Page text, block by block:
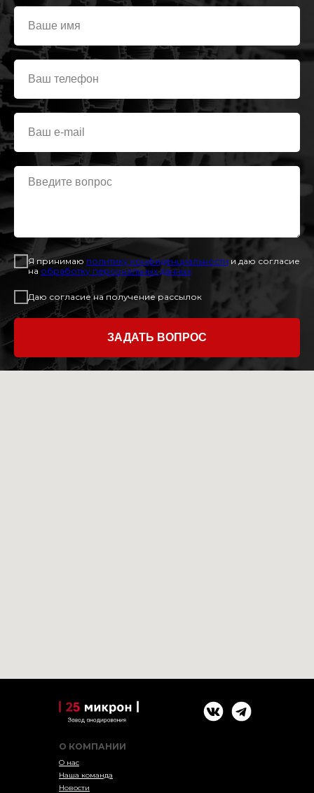
Я принимаю политику конфиденциальности и даю согласие
на обработку персональных данных
Даю согласие на получение рассылок
ЗАДАТЬ ВОПРОС
О КОМПАНИИ
О нас
Наша команда
Новости